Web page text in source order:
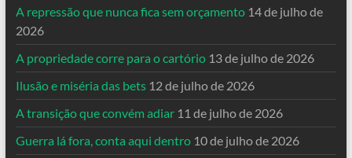
A repressão que nunca fica sem orçamento 14 de julho de
2026
A propriedade corre para o cartório 13 de julho de 2026
Ilusão e miséria das bets 12 de julho de 2026
A transição que convém adiar 11 de julho de 2026
Guerra lá fora, conta aqui dentro 10 de julho de 2026